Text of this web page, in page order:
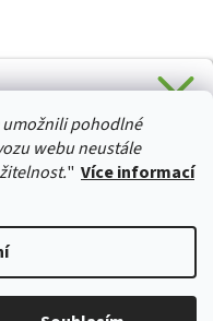
umožnili pohodlné
webu neustále
" Více informací
práva vyhrazena.Upravit
našeho obchodu a je
údajů